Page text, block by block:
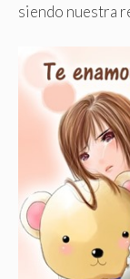
siendo nuestra